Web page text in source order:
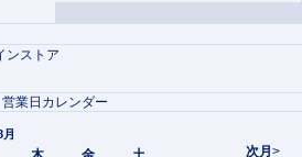
ンストア
次月>
営業日カレンダー